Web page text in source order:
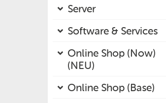
Server
Software & Services
Online Shop (Now)
(NEU)
Online Shop (Base)